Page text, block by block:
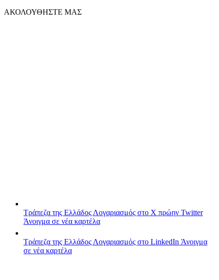
ΑΚΟΛΟΥΘΗΣΤΕ ΜΑΣ
Τράπεζα της Ελλάδος Λογαριασμός στο X πρώην Twitter
Άνοιγμα σε νέα καρτέλα
Τράπεζα της Ελλάδος Λογαριασμός στο LinkedIn Άνοιγμα
σε νέα καρτέλα